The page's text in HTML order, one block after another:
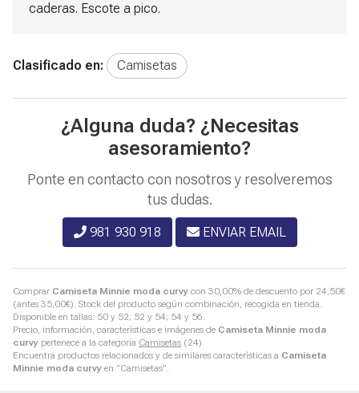
Comprar Camiseta Minnie moda curvy con 30,00% de descuento por 24,50€
(antes 35,00€). Stock del producto según combinación, recogida en tienda.
Disponible en tallas: 50 y 52; 52 y 54; 54 y 56.
Precio, información, características e imágenes de Camiseta Minnie moda
curvy pertenece a la categoría Camisetas (24).
Encuentra productos relacionados y de similares características a Camiseta
Minnie moda curvy en "Camisetas".
caderas. Escote a pico.
Clasificado en: Camisetas
¿Alguna duda? ¿Necesitas
asesoramiento?
Ponte en contacto con nosotros y resolveremos
tus dudas.
981 930 918 ENVIAR EMAIL